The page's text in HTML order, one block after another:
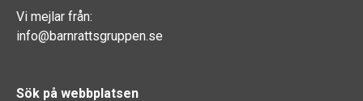
Vi mejlar från:
info@barnrattsgruppen.se
Sök på webbplatsen